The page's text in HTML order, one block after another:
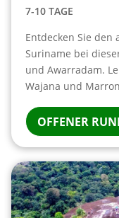
7-10 TAGE
Entdecken Sie den
Suriname bei
und Awarradam.
Wajana und
OFFENER